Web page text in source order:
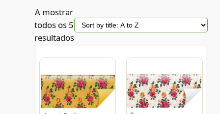
A mostrar
todos os 5
resultados